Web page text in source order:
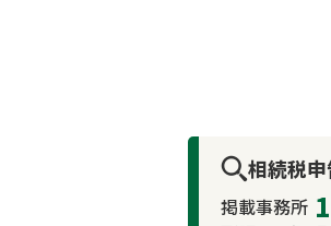
相続税
掲載事務所